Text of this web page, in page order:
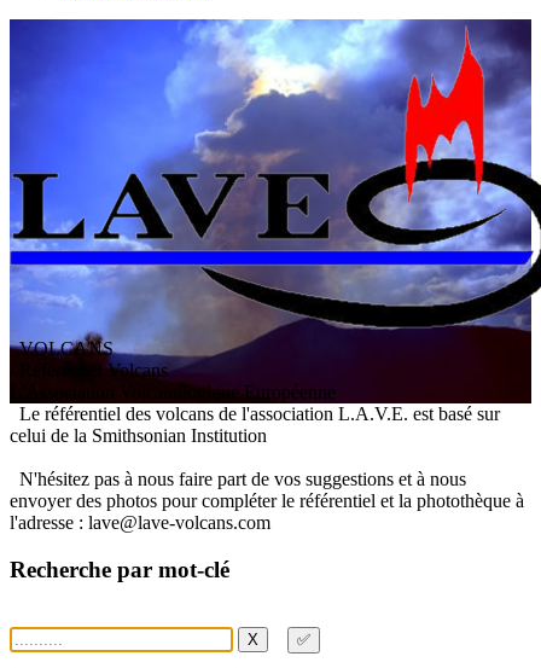
VOLCANS
/ Référentiel Volcans
ssociation V olcanologiqueEuropéenne
Le référentiel des volcans de l'association L.A.V.E. est basé sur
celui de la Smithsonian Institution
N'hésitez pas à nous faire part de vos suggestions et à nous
envoyer des photos pour compléter le référentiel et la photothèque à
l'adresse : lave@lave-volcans.com
Recherche par mot-clé
X ✅